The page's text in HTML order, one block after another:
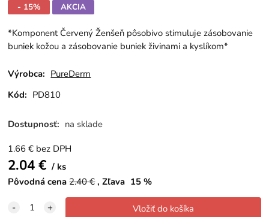
- 15% AKCIA
*Komponent Červený Ženšeň pôsobivo stimuluje zásobovanie
buniek kožou a zásobovanie buniek živinami a kyslíkom*
Výrobca: PureDerm
Kód: PD810
Dostupnosť: na sklade
1.66 € bez DPH
2.04€
ks
Pôvodná cena 2.40€ Zľava 15 %